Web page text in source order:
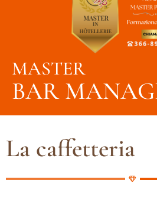
MASTER
BAR
La caffetteria